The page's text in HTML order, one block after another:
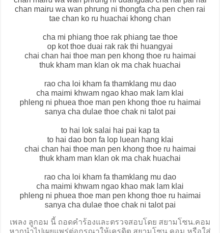
chan mairu wa wan phrung ni thongfa cha pen chen rai
tae chan ko ru huachai khong chan
cha mi phiang thoe rak phiang tae thoe
op kot thoe duai rak rak thi huangyai
chai chan hai thoe man pen khong thoe ru haimai
thuk kham man klan ok ma chak huachai
rao cha loi kham fa thamklang mu dao
cha maimi khwam ngao khao mak lam klai
phleng ni phuea thoe man pen khong thoe ru haimai
sanya cha dulae thoe chak ni talot pai
to hai lok salai hai pai kap ta
to hai dao bon fa lop luean hang klai
chai chan hai thoe man pen khong thoe ru haimai
thuk kham man klan ok ma chak huachai
rao cha loi kham fa thamklang mu dao
cha maimi khwam ngao khao mak lam klai
phleng ni phuea thoe man pen khong thoe ru haimai
sanya cha dulae thoe chak ni talot pai
เพลง ลูกอม นี้ ถอดคำร้องและตรวจสอบโดย สยามโซน.คอม